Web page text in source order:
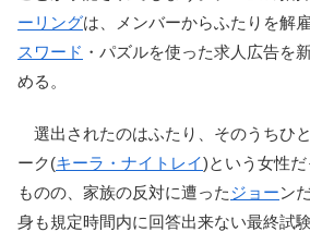
ーリングは、メンバーからふたりを解
スワード ・パズルを使った求人広告を
める。
選出されたのはふたり、そのうちひ
ーク(キーラ・ナイトレイ)という女性
ものの、家族の反対に遭ったジョーン
身も規定時間内に回答出来ない最終試